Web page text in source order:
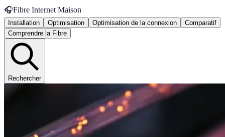
🎧Fibre Internet Maison
Installation Optimisation Optimisation de la connexion
Comparatif
Comprendre la Fibre
Rechercher